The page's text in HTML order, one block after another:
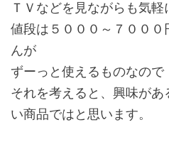
ＴＶなどを見ながらも気軽
値段は５０００～７００
んが
ずーっと使えるものなので
それを考えると、興味が
い商品ではと思います。